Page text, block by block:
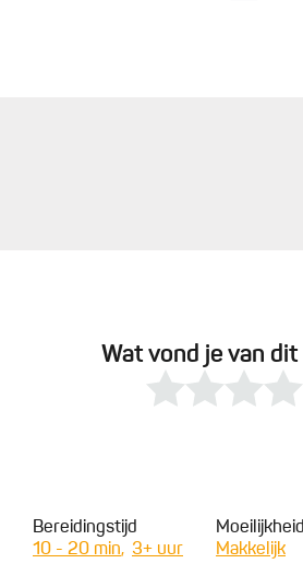
Wat vond je van
Bereidingstijd
10 - 20 min
3+ uur
Moeilijkheid
Makkelijk